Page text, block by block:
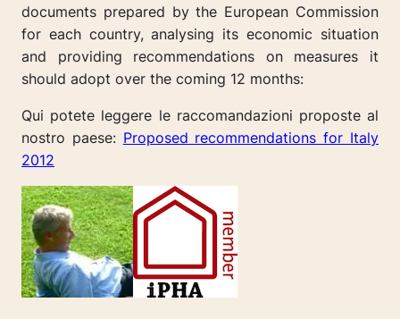
documents prepared by the European Commission
for each country, analysing its economic situation
and providing recommendations on measures it
should adopt over the coming 12 months:
Qui potete leggere le raccomandazioni proposte al
nostro paese: Proposed recommendations for Italy
2012